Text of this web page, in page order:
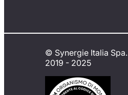
© Synergie Italia Spa.
2019 - 2025